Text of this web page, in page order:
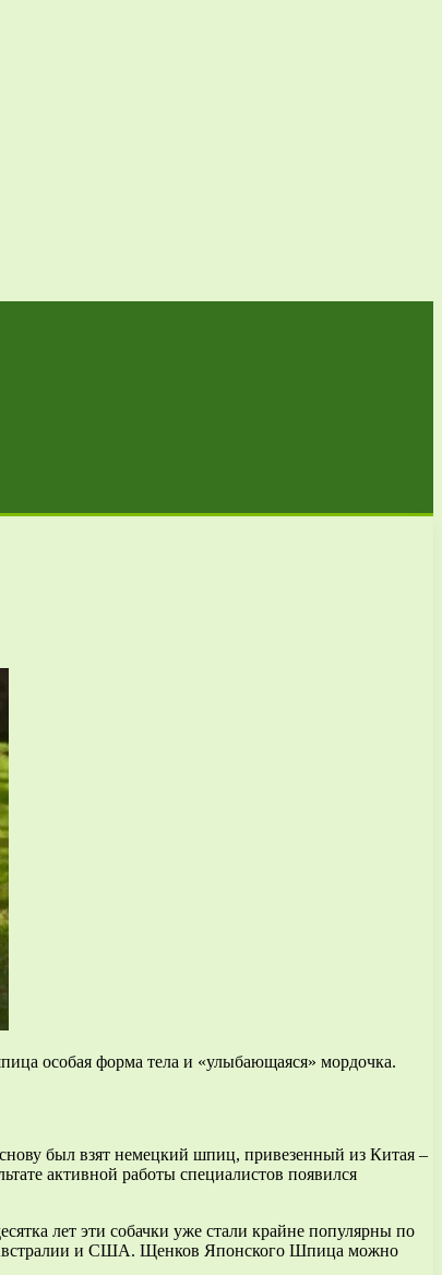
особая форма тела и «улыбающаяся» мордочка.
был взят немецкий шпиц, привезенный из Китая –
активной работы специалистов появился
лет эти собачки уже стали крайне популярны по
Австралии и США. Щенков Японского Шпица можно